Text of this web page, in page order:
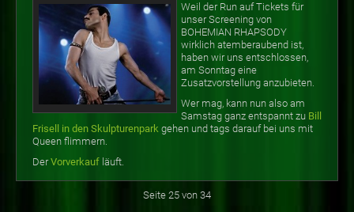
Weil der Run auf Tickets für
unser Screening von
BOHEMIAN RHAPSODY
wirklich atemberaubend ist,
haben wir uns entschlossen,
am Sonntag eine
Zusatzvorstellung anzubieten.
Wer mag, kann nun also am
Samstag ganz entspannt zu Bill
Frisell in den Skulpturenpark gehen und tags darauf bei uns mit
Queen flimmern.
DerVorverkauf läuft.
Seite 25 von 34